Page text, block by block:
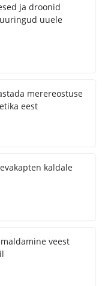
ja droonid
uuele
merereostuse
eest
kaldale
veest